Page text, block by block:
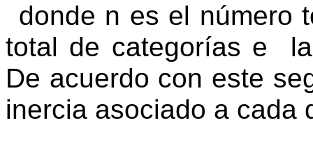
donde n es el número
total de categorías e
De acuerdo con este
inercia asociado a cada